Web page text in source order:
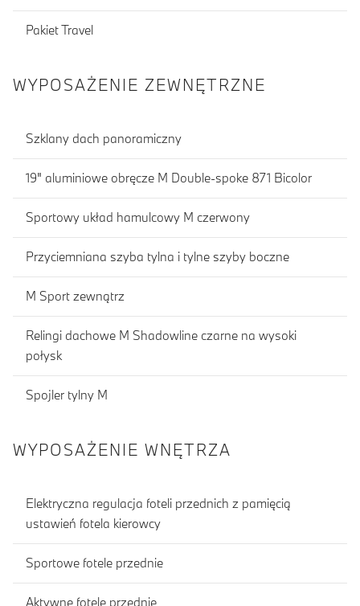
Pakiet Travel
WYPOSAŻENIE ZEWNĘTRZNE
Szklany dach panoramiczny
19" aluminiowe obręcze M Double-spoke 871 Bicolor
Sportowy układ hamulcowy M czerwony
Przyciemniana szyba tylna i tylne szyby boczne
M Sport zewnątrz
Relingi dachowe M Shadowline czarne na wysoki
połysk
Spojler tylny M
WYPOSAŻENIE WNĘTRZA
Elektryczna regulacja foteli przednich z pamięcią
ustawień fotela kierowcy
Sportowe fotele przednie
Aktywne fotele przednie